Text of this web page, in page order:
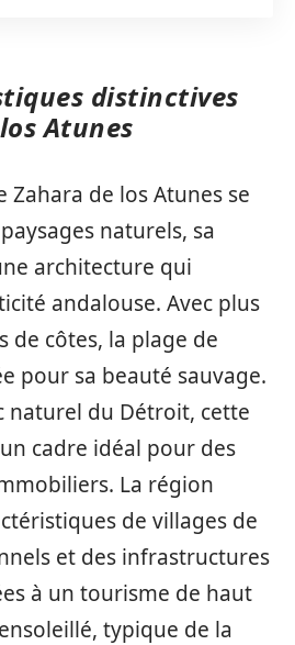
distinctives
Atunes
Zahara de los Atunes se
naturels, sa
architecture qui
andalouse. Avec plus
de côtes, la plage de
pour sa beauté sauvage.
naturel du Détroit, cette
cadre idéal pour des
La région
de villages de
et des infrastructures
à un tourisme de haut
typique de la